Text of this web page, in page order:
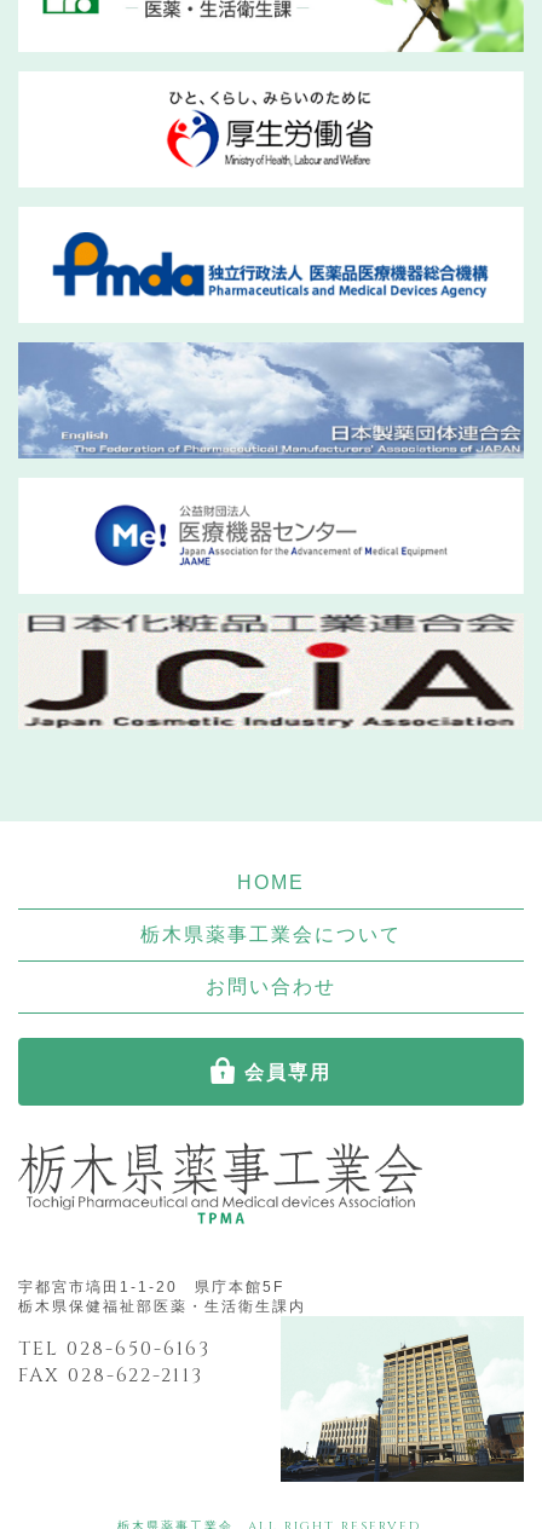
HOME
栃木県薬事工業会について
お問い合わせ
会員専用
宇都宮市塙田1-1-20 県庁本館5F
栃木県保健福祉部医薬・生活衛生課内
TEL 028-650-6163
FAX 028-622-2113